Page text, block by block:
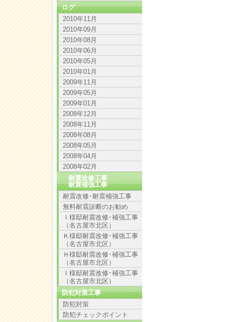
ログ
2010年11月
2010年09月
2010年08月
2010年06月
2010年05月
2010年01月
2009年11月
2009年05月
2009年01月
2008年12月
2008年11月
2008年08月
2008年05月
2008年04月
2008年02月
耐震改修工事
耐震補強工事
耐震改修･耐震補強工事
無料耐震診断のお勧め
Ｉ様邸耐震改修･補強工事
（名古屋市北区）
Ｋ様邸耐震改修･補強工事
（名古屋市北区）
Ｈ様邸耐震改修･補強工事
（名古屋市北区）
Ｉ様邸耐震改修･補強工事
（名古屋市北区）
防犯対策工事
防犯対策
防犯チェックポイント